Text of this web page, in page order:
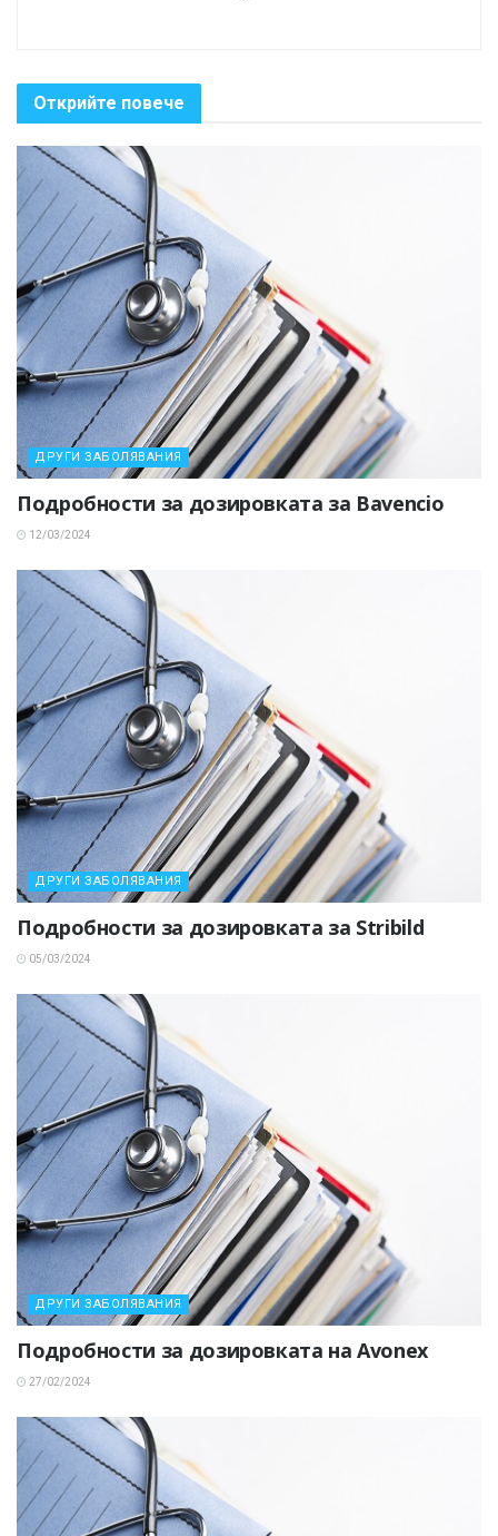
Открийте повече
ДРУГИ ЗАБОЛЯВАНИЯ
Подробности за дозировката за Bavencio
12/03/2024
ДРУГИ ЗАБОЛЯВАНИЯ
Подробности за дозировката за Stribild
05/03/2024
ДРУГИ ЗАБОЛЯВАНИЯ
Подробности за дозировката на Avonex
27/02/2024